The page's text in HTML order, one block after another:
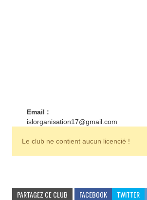
Email :
islorganisation17@gmail.com
Le club ne contient aucun licencié !
PARTAGEZ CE CLUB FACEBOOK TWITTER